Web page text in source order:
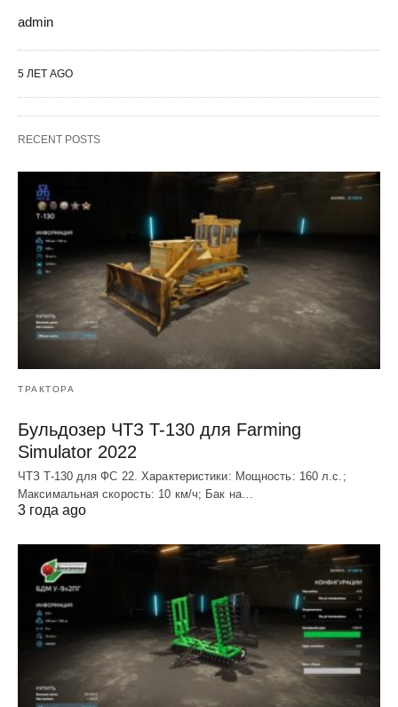
admin
5 ЛЕТ AGO
RECENT POSTS
ТРАКТОРА
Бульдозер ЧТЗ T-130 для Farming
Simulator 2022
ЧТЗ T-130 для ФС 22. Характеристики: Мощноcть: 160 л.c.;
Макcимальная cкороcть: 10 км/ч; Бак на…
3 года ago